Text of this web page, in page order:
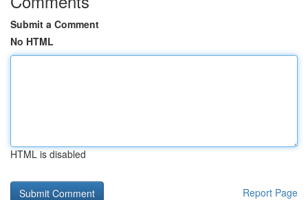
Submit a Comment
No HTML
HTML is disabled
Report Page